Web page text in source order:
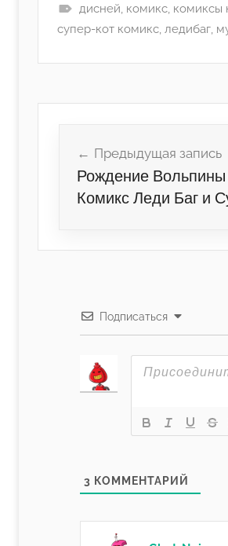
дисней, комикс, комиксы
супер-кот комикс, ледибаг,
записям
Предыдущая запись
Рождение
Комикс Леди Баг и
Подписаться
3 КОММЕНТАРИЙ